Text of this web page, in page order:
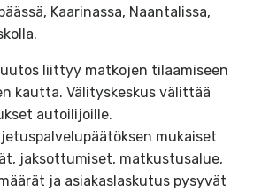
Kaarinassa, Naantalissa,
liittyy matkojen tilaamiseen
kautta. Välityskeskus välittää
autoilijoille.
mukaiset
jaksottumiset, matkustusalue,
ja asiakaslaskutus pysyvät